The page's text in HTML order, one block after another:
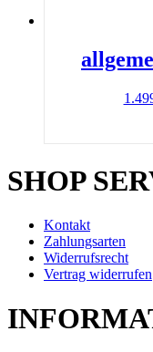
SHOP
Kontakt
Zahlungsarten
Widerrufsrecht
Vertrag widerrufen